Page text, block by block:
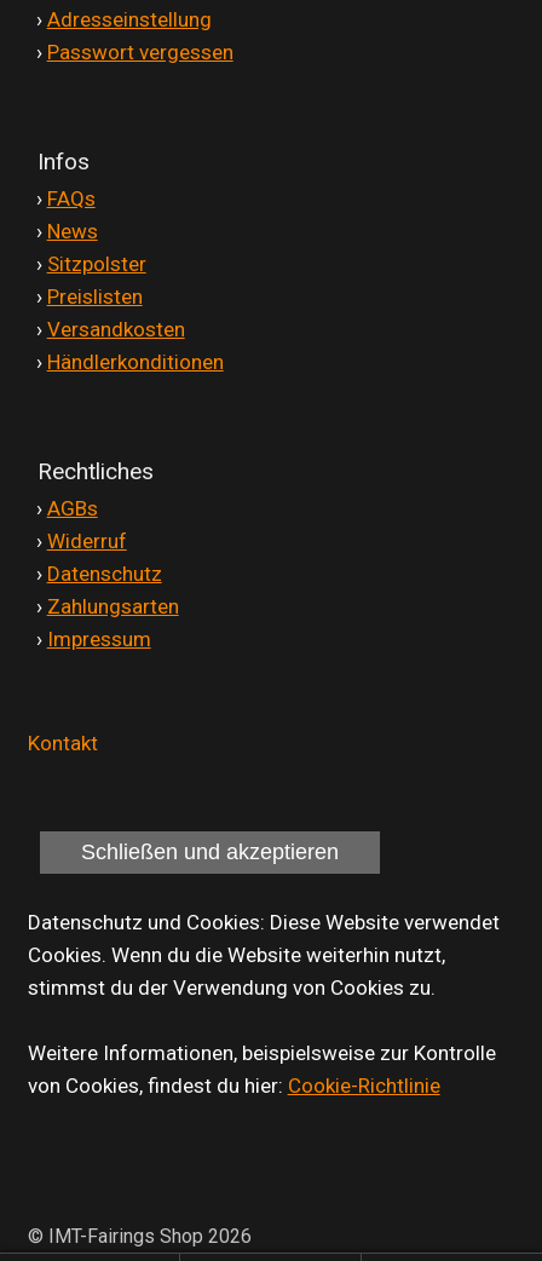
› Adresseinstellung
› Passwort vergessen
Infos
› FAQs
› News
› Sitzpolster
› Preislisten
› Versandkosten
› Händlerkonditionen
Rechtliches
› AGBs
› Widerruf
› Datenschutz
› Zahlungsarten
› Impressum
Kontakt
Datenschutz und Cookies: Diese Website verwendet
Cookies. Wenn du die Website weiterhin nutzt,
stimmst du der Verwendung von Cookies zu.
Weitere Informationen, beispielsweise zur Kontrolle
von Cookies, findest du hier: Cookie-Richtlinie
© IMT-Fairings Shop 2026